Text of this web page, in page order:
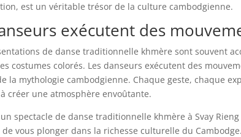
est un véritable trésor de la culture cambodgienne.
exécutent des
de danse traditionnelle khmère sont souvent
costumes colorés. Les danseurs exécutent des
la mythologie cambodgienne. Chaque geste, chaque
créer une atmosphère envoûtante.
spectacle de danse traditionnelle khmère à Svay
vous plonger dans la richesse culturelle du